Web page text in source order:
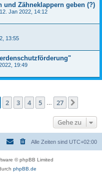
und Zähneklappern geben (?)
12. Jan 2022, 14:12
13:55
19:49
1von 27
2 3 4 5 27
Gehe zu
Alle Zeiten sind UTC+02:00
© phpBB Limited
phpBB.de